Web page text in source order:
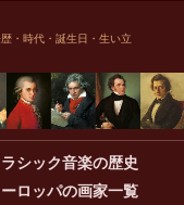
・時代・誕生日・生い立
シック音楽の歴史
ーロッパの画家一覧